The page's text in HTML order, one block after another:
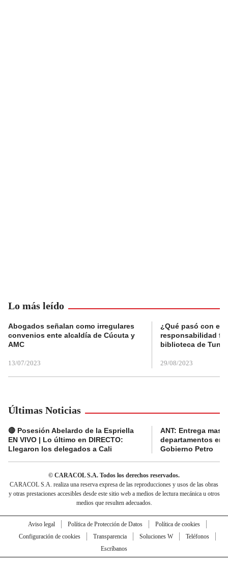
Lo más leído
Abogados señalan como irregulares
convenios ente alcaldía de Cúcuta y
AMC
13/07/2023
¿Qué pasó con el
responsabilidad
biblioteca de
29/08/2023
Últimas Noticias
🔴 Posesión Abelardo de la Espriella
EN VIVO | Lo último en DIRECTO:
Llegaron los delegados a Cali
ANT: Entrega
departamentos en
Gobierno Petro
© CARACOL S.A. Todos los derechos reservados.
CARACOL S.A. realiza una reserva expresa de las reproducciones y usos de las obras
y otras prestaciones accesibles desde este sitio web a medios de lectura mecánica u otros
medios que resulten adecuados.
Aviso legal Política de Protección de Datos
Política de cookies
Configuración de cookies
Transparencia Soluciones W
Teléfonos
Escríbanos